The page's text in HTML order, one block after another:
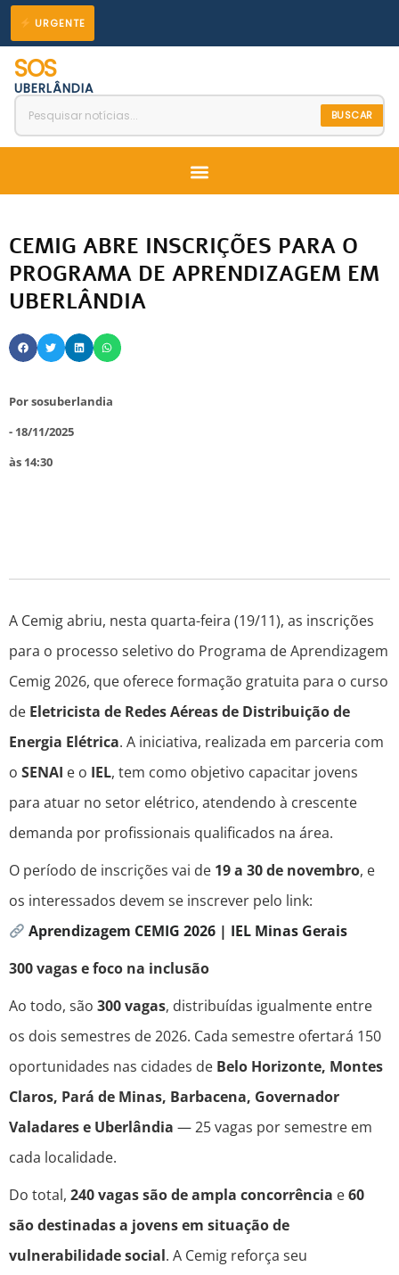
para
conteúdo
URGENTE
SOS
UBERLÂNDIA
BUSCAR
Menu
CEMIG ABRE INSCRIÇÕES PARA O
PROGRAMA DE APRENDIZAGEM EM
UBERLÂNDIA
Porsosuberlandia
- 18/11/2025
às 14:30
A Cemig abriu, nesta quarta-feira (19/11), as inscrições
para o processo seletivo do Programa de Aprendizagem
Cemig 2026, que oferece formação gratuita para o curso
de Eletricista de Redes Aéreas de Distribuição de
Energia Elétrica. A iniciativa, realizada em parceria com
o SENAI e o IEL, tem como objetivo capacitar jovens
para atuar no setor elétrico, atendendo à crescente
demanda por profissionais qualificados na área.
O período de inscrições vai de 19 a 30 de novembro, e
os interessados devem se inscrever pelo link:
Aprendizagem CEMIG 2026 | IEL Minas Gerais
300 vagas e foco na inclusão
Ao todo, são 300 vagas, distribuídas igualmente entre
os dois semestres de 2026. Cada semestre ofertará 150
oportunidades nas cidades de Belo Horizonte, Montes
Claros, Pará de Minas, Barbacena, Governador
Valadares e Uberlândia — 25 vagas por semestre em
cada localidade.
Do total, 240 vagas são de ampla concorrência e60
são destinadas a jovens em situação de
vulnerabilidade social. A Cemig reforça seu